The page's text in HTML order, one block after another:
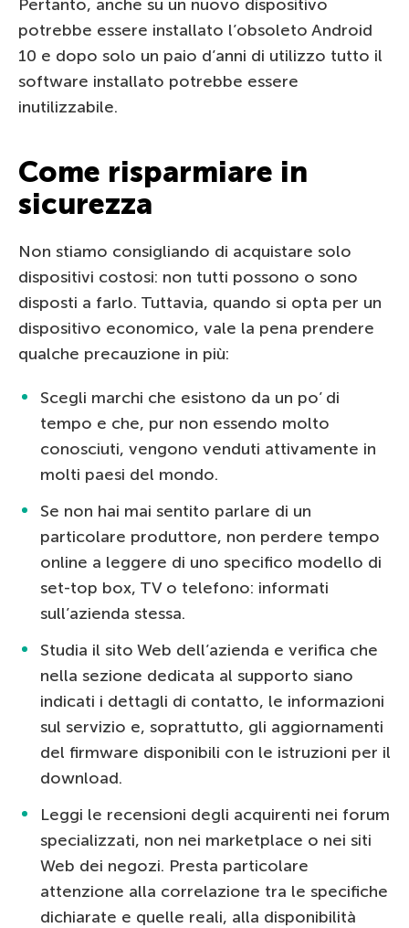
Pertanto, anche su un nuovo dispositivo
potrebbe essere installato l’obsoleto Android
10 e dopo solo un paio d’anni di utilizzo tutto il
software installato potrebbe essere
inutilizzabile.
Come risparmiare in
sicurezza
Non stiamo consigliando di acquistare solo
dispositivi costosi: non tutti possono o sono
disposti a farlo. Tuttavia, quando si opta per un
dispositivo economico, vale la pena prendere
qualche precauzione in più:
Scegli marchi che esistono da un po’ di
tempo e che, pur non essendo molto
conosciuti, vengono venduti attivamente in
molti paesi del mondo.
Se non hai mai sentito parlare di un
particolare produttore, non perdere tempo
online a leggere di uno specifico modello di
set-top box, TV o telefono: informati
sull’azienda stessa.
Studia il sito Web dell’azienda e verifica che
nella sezione dedicata al supporto siano
indicati i dettagli di contatto, le informazioni
sul servizio e, soprattutto, gli aggiornamenti
del firmware disponibili con le istruzioni per il
download.
Leggi le recensioni degli acquirenti nei forum
specializzati, non nei marketplace o nei siti
Web dei negozi. Presta particolare
attenzione alla correlazione tra le specifiche
dichiarate e quelle reali, alla disponibilità